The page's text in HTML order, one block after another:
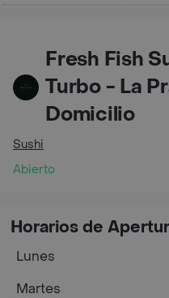
Fresh Fish
Turbo - La
Domicilio
Sushi
Abierto
Horarios de
Lunes
Martes